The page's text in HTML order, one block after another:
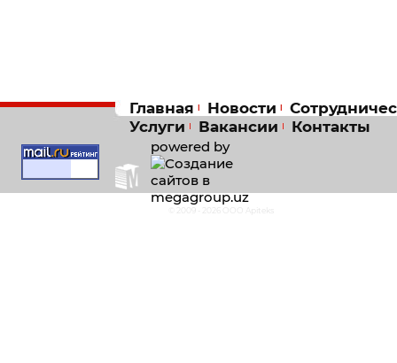
powered by
© 2009 - 2026 OOO Apiteks
Главная Новости
Услуги
Вакансии Контакты